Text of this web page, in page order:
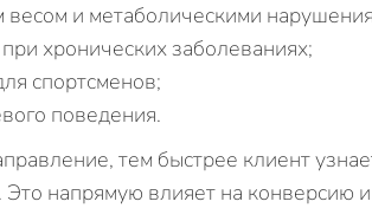
весом и метаболическими
хронических заболеваниях;
спортсменов;
поведения.
тем быстрее клиент
Это напрямую влияет на конверсию